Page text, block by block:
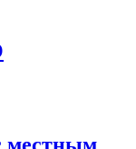
местным